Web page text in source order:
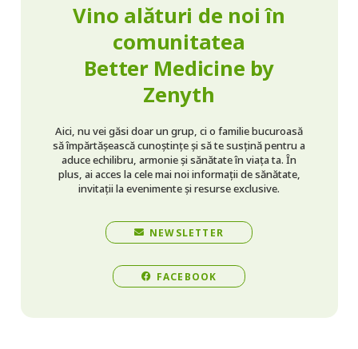
Vino alături de noi în
comunitatea
Better Medicine by
Zenyth
Aici, nu vei găsi doar un grup, ci o familie bucuroasă
să împărtășească cunoștințe și să te susțină pentru a
aduce echilibru, armonie și sănătate în viața ta. În
plus, ai acces la cele mai noi informații de sănătate,
invitații la evenimente și resurse exclusive.
NEWSLETTER
FACEBOOK